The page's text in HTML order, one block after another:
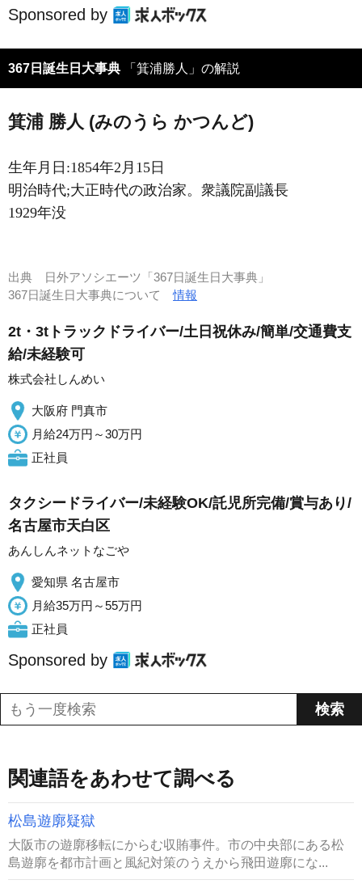
Sponsored by
367日誕生日大事典 「箕浦勝人」の解説
箕浦 勝人 (みのうら かつんど)
生年月日:1854年2月15日
明治時代;大正時代の政治家。衆議院副議長
1929年没
出典
日外アソシエーツ「367日誕生日大事典」
367日誕生日大事典について情報
2t・3tトラックドライバー/土日祝休み/簡単/交通費支
給/未経験可
株式会社しんめい
大阪府 門真市
月給24万円～30万円
正社員
タクシードライバー/未経験OK/託児所完備/賞与あり/
名古屋市天白区
あんしんネットなごや
愛知県 名古屋市
月給35万円～55万円
正社員
Sponsored by
関連語をあわせて調べる
松島遊廓疑獄
大阪市の遊廓移転にからむ収賄事件。市の中央部にある松
島遊廓を都市計画と風紀対策のうえから飛田遊廓にな...